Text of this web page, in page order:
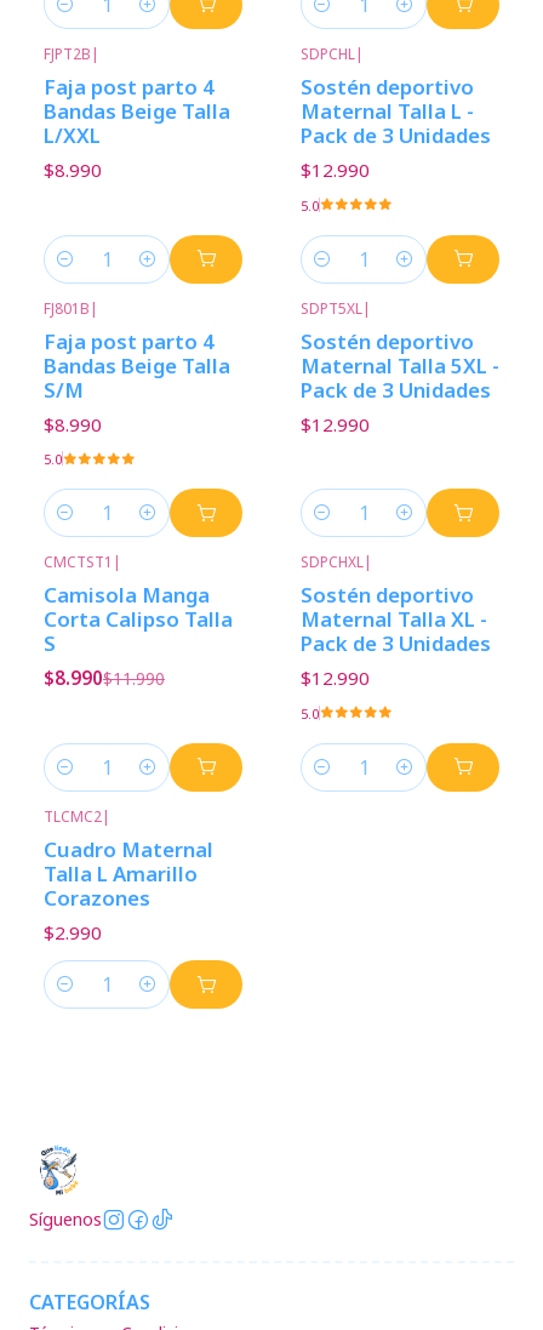
Cantidad Cantidad
FJPT2B |
Faja post parto 4
Bandas Beige Talla
L/XXL
$8.990
Cantidad
SDPCHL|
Sostén deportivo
Maternal Talla L -
Pack de 3 Unidades
$12.990
5.0
Cantidad
FJ801B |
Faja post parto 4
Bandas Beige Talla
S/M
$8.990
5.0
Cantidad
SDPT5XL|
Sostén deportivo
Maternal Talla 5XL -
Pack de 3 Unidades
$12.990
Cantidad
CMCTST1 |
Camisola Manga
Corta Calipso Talla
S
$8.990$11.990
Cantidad
SDPCHXL|
Sostén deportivo
Maternal Talla XL -
Pack de 3 Unidades
$12.990
5.0
Cantidad
TLCMC2|
Cuadro Maternal
Talla L Amarillo
Corazones
$2.990
Cantidad
Síguenos
CATEGORÍAS